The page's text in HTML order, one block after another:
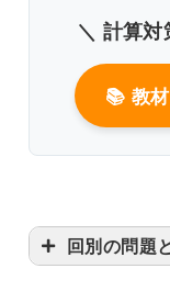
＼ 計算
📚 教
回別の問題